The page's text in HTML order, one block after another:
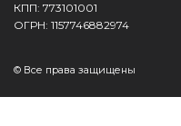
КПП: 773101001
ОГРН: 1157746882974
© Все права защищены